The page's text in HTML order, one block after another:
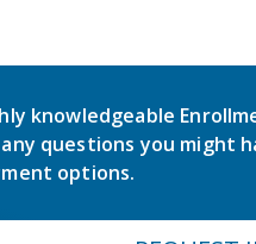
knowledgeable
questions you might
options.